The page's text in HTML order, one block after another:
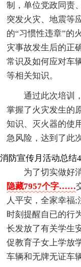
制，单位党政同责
突发火灾、地震等
的“习惯性违章”的
灾事故发生后的正
常识及如何应对车
等相关知识。
通过此次培训
掌握了火灾发生的
知识、灭火器的使
急风险，达到了此
消防宣传月活动总结4
为了切实做好
隐藏7957个字……
人平安，全家幸福;
时刻提醒自已的行
长发放了有关学生
促教育子女上学放
车辆和无牌无证车